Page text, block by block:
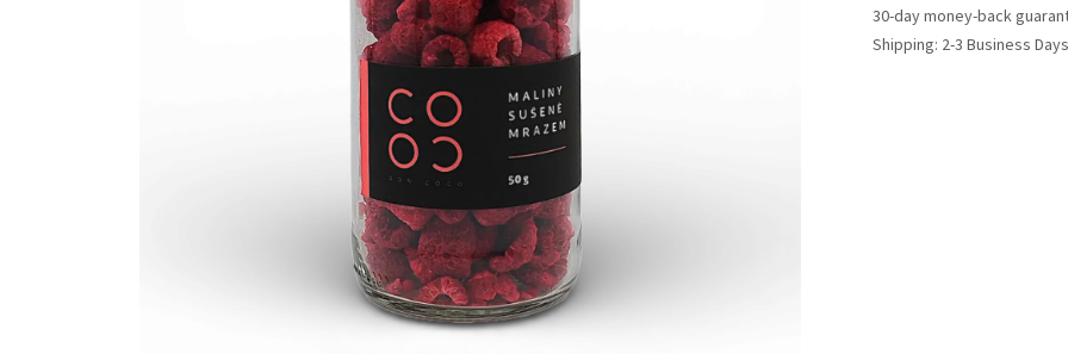
30-day money-back
Shipping: 2-3 Business Days